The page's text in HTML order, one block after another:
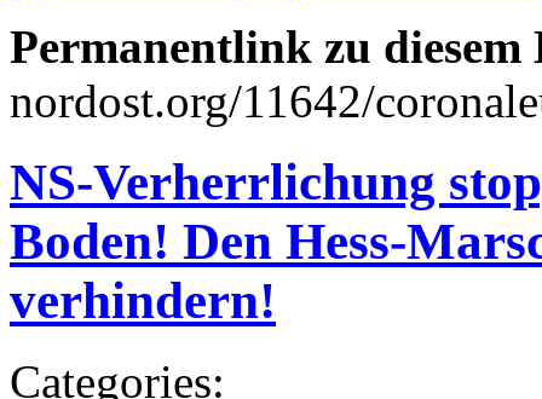
Permanentlink zu
nordost.org/11642/
NS-Verherrlichung
Boden! Den Hess-
verhindern!
Categories: